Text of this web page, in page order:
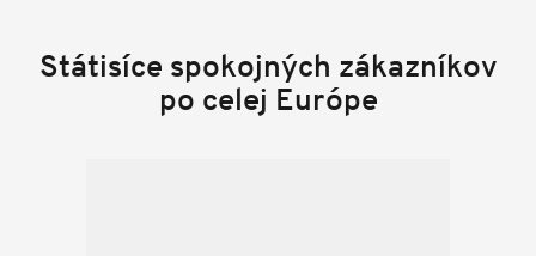
Státisíce spokojných zákazníkov
po celej Európe